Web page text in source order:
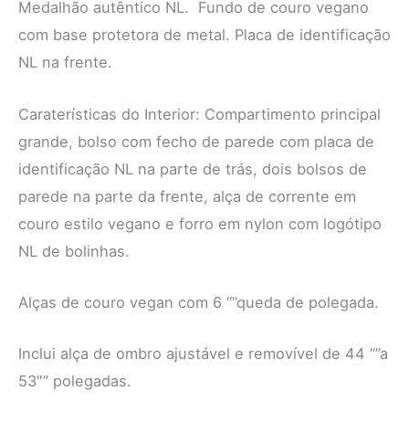
Medalhão autêntico NL. Fundo de couro vegano
com base protetora de metal. Placa de identificação
NL na frente.
Caraterísticas do Interior: Compartimento principal
grande, bolso com fecho de parede com placa de
identificação NL na parte de trás, dois bolsos de
parede na parte da frente, alça de corrente em
couro estilo vegano e forro em nylon com logótipo
NL de bolinhas.
Alças de couro vegan com 6 “”queda de polegada.
Inclui alça de ombro ajustável e removível de 44 “”a
53″” polegadas.